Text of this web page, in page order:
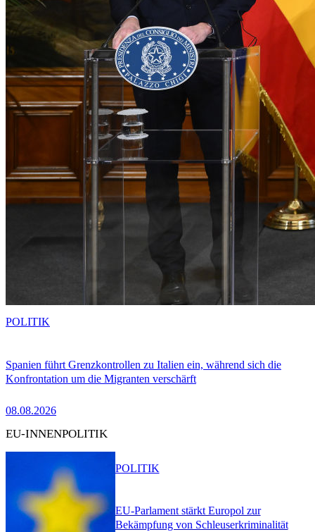
Spanien führt Grenzkontrollen zu Italien ein, während sich die
Konfrontation um die Migranten verschärft
08.08.2026
POLITIK
EU-INNENPOLITIK
EU-Parlament stärkt Europol zur
Bekämpfung von Schleuserkriminalität
POLITIK